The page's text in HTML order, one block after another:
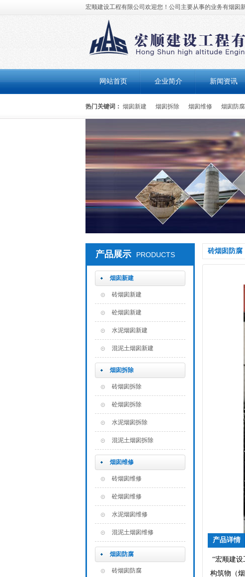
宏顺建设工程有限公司欢迎您！公司主要从事的业务有烟囱
网站首页 企业简介 新闻资讯
热门关键词： 烟囱新建 烟囱拆除 烟囱维修 烟囱防腐
产品展示 PRODUCTS
烟囱新建
砖烟囱新建
砼烟囱新建
水泥烟囱新建
混泥土烟囱新建
烟囱拆除
砖烟囱拆除
砼烟囱拆除
水泥烟囱拆除
混泥土烟囱拆除
烟囱维修
砖烟囱维修
砼烟囱维修
水泥烟囱维修
混泥土烟囱维修
烟囱防腐
砖烟囱防腐
砖烟囱防腐
产品详情
“宏顺建
构筑物（